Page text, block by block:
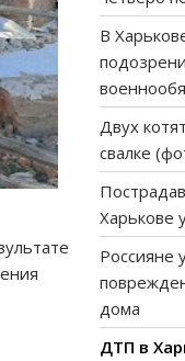
В
Двух
свалке
Харькове
Россияне
дома
ДТП в